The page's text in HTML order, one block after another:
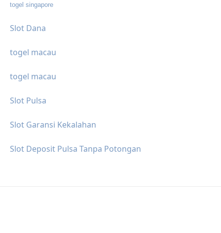
togel singapore
Slot Dana
togel macau
togel macau
Slot Pulsa
Slot Garansi Kekalahan
Slot Deposit Pulsa Tanpa Potongan